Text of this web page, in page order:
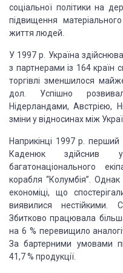
соціальної політики на
підвищення
життя людей.
У 1997 р. Україна
з партнерами із 164 країн
торгівлі зменшилося
дол. Успішно
Нідерландами, Австрією,
зміни у відносинах між
Наприкінці 1997 р.
Каденюк здійснив
багатонаціонального
корабля “Колумбія”.
Однак
економіці, що
виявилися нестійкими.
Збитково працювала
на 6 % перевищило
За бартерними умовами
41,7 % продукції.